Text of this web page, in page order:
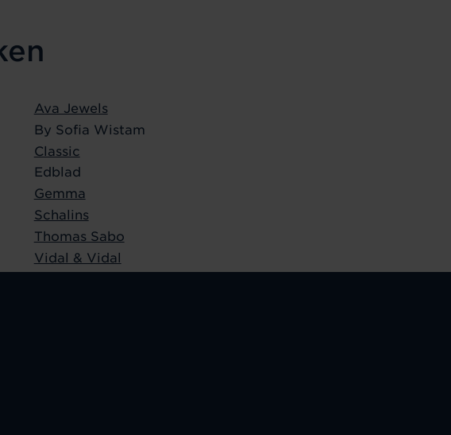
Ava Jewels
By Sofia Wistam
Classic
Edblad
Gemma
Schalins
Thomas Sabo
Vidal & Vidal